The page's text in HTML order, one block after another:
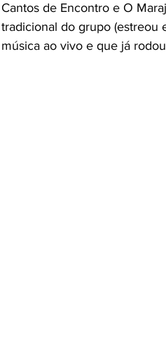
Cantos de Encontro e O
tradicional do grupo (estreou
música ao vivo e que já